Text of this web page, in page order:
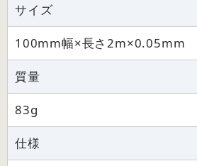
サイズ
100mm幅×長さ2m×0.05mm
質量
83g
仕様